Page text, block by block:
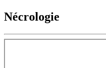
Nécrologie